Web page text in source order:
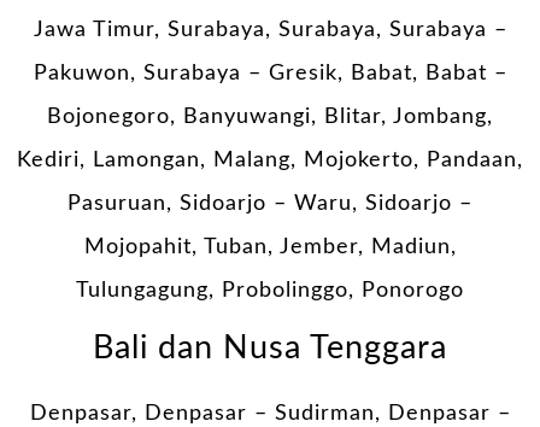
Jawa Timur, Surabaya, Surabaya, Surabaya –
Pakuwon, Surabaya – Gresik, Babat, Babat –
Bojonegoro, Banyuwangi, Blitar, Jombang,
Kediri, Lamongan, Malang, Mojokerto, Pandaan,
Pasuruan, Sidoarjo – Waru, Sidoarjo –
Mojopahit, Tuban, Jember, Madiun,
Tulungagung, Probolinggo, Ponorogo
Bali dan Nusa Tenggara
Denpasar, Denpasar – Sudirman, Denpasar –